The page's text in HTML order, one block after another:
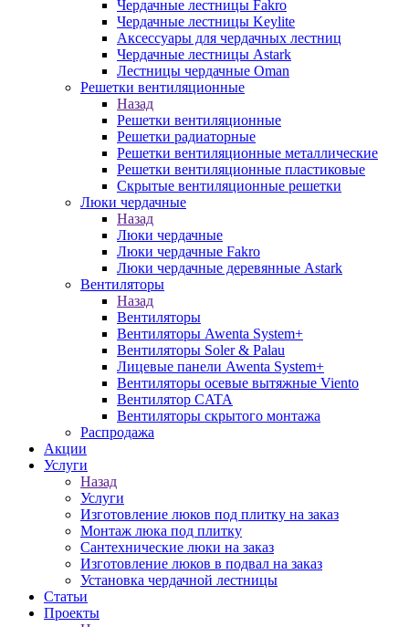
Чердачные лестницы Fakro
Чердачные лестницы Keylite
Аксессуары для чердачных лестниц
Чердачные лестницы Astark
Лестницы чердачные Oman
Решетки вентиляционные
Назад
Решетки вентиляционные
Решетки радиаторные
Решетки вентиляционные металлические
Решетки вентиляционные пластиковые
Скрытые вентиляционные решетки
Люки чердачные
Назад
Люки чердачные
Люки чердачные Fakro
Люки чердачные деревянные Astark
Вентиляторы
Назад
Вентиляторы
Вентиляторы Awenta System+
Вентиляторы Soler & Palau
Лицевые панели Awenta System+
Вентиляторы осевые вытяжные Viento
Вентилятор CATA
Вентиляторы скрытого монтажа
Распродажа
Акции
Услуги
Назад
Услуги
Изготовление люков под плитку на заказ
Монтаж люка под плитку
Сантехнические люки на заказ
Изготовление люков в подвал на заказ
Установка чердачной лестницы
Статьи
Проекты